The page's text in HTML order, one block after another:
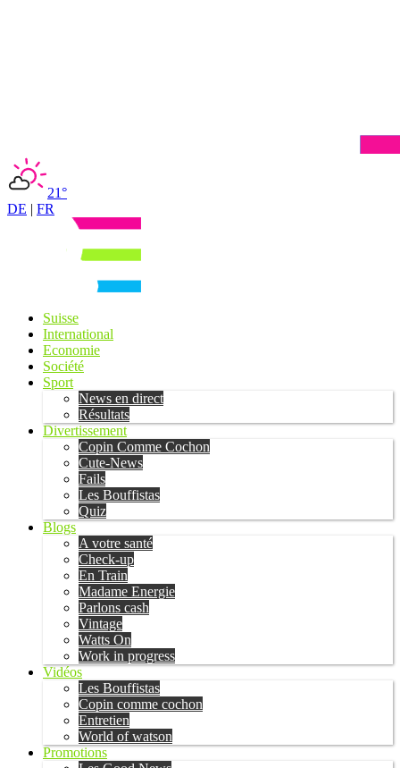
21°
DE | FR
Suisse
International
Economie
Société
Sport
News en direct
Résultats
Divertissement
Copin Comme Cochon
Cute-News
Fails
Les Bouffistas
Quiz
Blogs
A votre santé
Check-up
En Train
Madame Energie
Parlons cash
Vintage
Watts On
Work in progress
Vidéos
Les Bouffistas
Copin comme cochon
Entretien
World of watson
Promotions